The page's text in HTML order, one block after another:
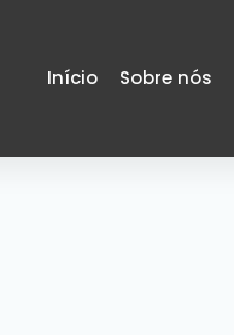
Sobre nós
Início